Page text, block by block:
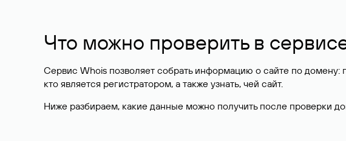
Что можно проверить в
Сервис Whois позволяет собрать информацию о сайте по домену:
кто является регистратором, а также узнать, чей сайт.
Ниже разбираем, какие данные можно получить после проверки